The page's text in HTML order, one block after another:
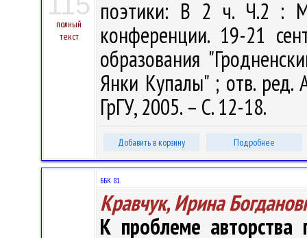
полный
текст
поэтики: В 2 ч. Ч.2 :
конференции. 19-21
образования
Янки Купалы" ; отв. ред.
ГрГУ, 2005. – С. 12-18.
Добавить в корзину Подробнее
ББК 81.
Кравчук, Ирина
К проблеме авторства